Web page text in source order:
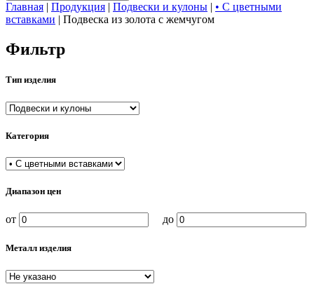
Главная | Продукция | Подвески и кулоны | • С цветными
вставками | Подвеска из золота с жемчугом
Фильтр
Тип изделия
Категория
Диапазон цен
от до
Металл изделия